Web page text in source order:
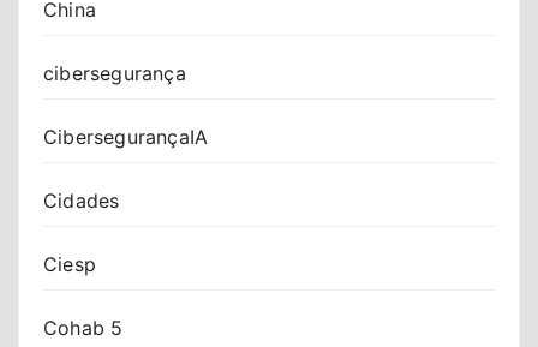
China
cibersegurança
CibersegurançaIA
Cidades
Ciesp
Cohab 5